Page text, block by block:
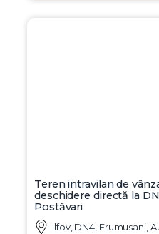
Teren intravilan de
deschidere directă la
Postăvari
Ilfov, DN4, Frumusani,